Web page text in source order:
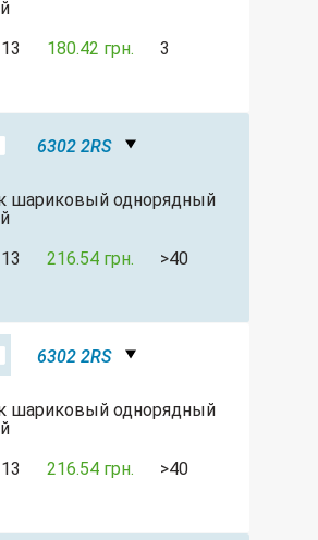
13 180.42 грн. 3
6302 2RS
шариковый однорядный
13 216.54 грн. >40
6302 2RS
шариковый однорядный
13 216.54 грн. >40